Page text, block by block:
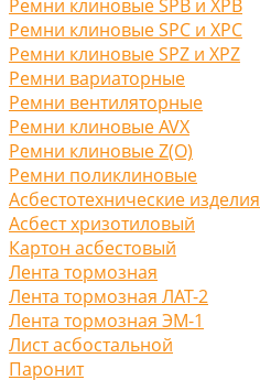
Ремни клиновые SPB и XPB
Ремни клиновые SPC и XPC
Ремни клиновые SPZ и XPZ
Ремни вариаторные
Ремни вентиляторные
Ремни клиновые AVX
Ремни клиновые Z(O)
Ремни поликлиновые
Асбестотехнические изделия
Асбест хризотиловый
Картон асбестовый
Лента тормозная
Лента тормозная ЛАТ-2
Лента тормозная ЭМ-1
Лист асбостальной
Паронит